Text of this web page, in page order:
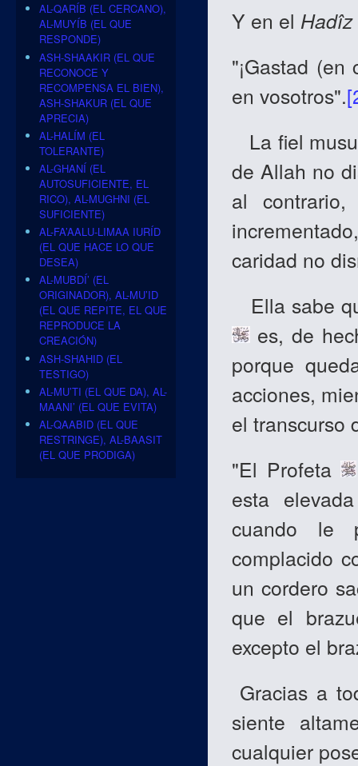
Y en el
"¡Gastad
en vosotros".
La fiel
de Allah no
al
caridad no
Ella sabe
es, de
porque
acciones,
el transcurso
"El Profeta
esta
cuando le
complacido
un cordero
que el
excepto el
Gracias a
siente
cualquier
AL-QARÍB (EL CERCANO),
AL-MUYÍB (EL QUE
RESPONDE)
ASH-SHAAKIR (EL QUE
RECONOCE Y
RECOMPENSA EL BIEN),
ASH-SHAKUR (EL QUE
APRECIA)
AL-HALÍM (EL
TOLERANTE)
AL-GHANÍ (EL
AUTOSUFICIENTE, EL
RICO), AL-MUGHNI (EL
SUFICIENTE)
AL-FA’AALU-LIMAA IURÍD
(EL QUE HACE LO QUE
DESEA)
AL-MUBDÍ’ (EL
ORIGINADOR), AL-MU’ID
(EL QUE REPITE, EL QUE
REPRODUCE LA
CREACIÓN)
ASH-SHAHID (EL
TESTIGO)
AL-MU’TI (EL QUE DA), AL-
MAANI’ (EL QUE EVITA)
AL-QAABID (EL QUE
RESTRINGE), AL-BAASIT
(EL QUE PRODIGA)